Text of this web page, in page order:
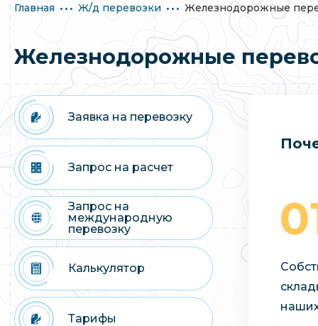
Главная Ж/д перевозки Железнодорожные
Железнодорожные
Заявка на перевозку
Запрос на расчет
Запрос на
международную
перевозку
Калькулятор
Тарифы